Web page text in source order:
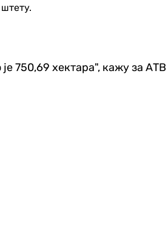
750,69 хектара", кажу за